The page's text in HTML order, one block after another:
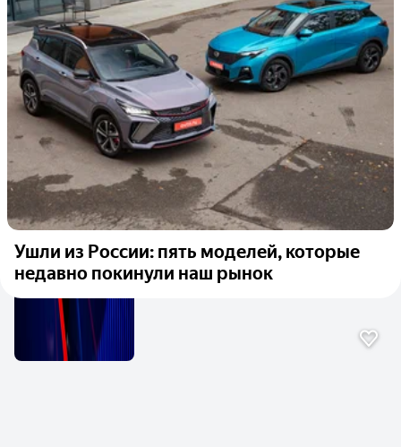
Ушли из России: пять моделей, которые
недавно покинули наш рынок